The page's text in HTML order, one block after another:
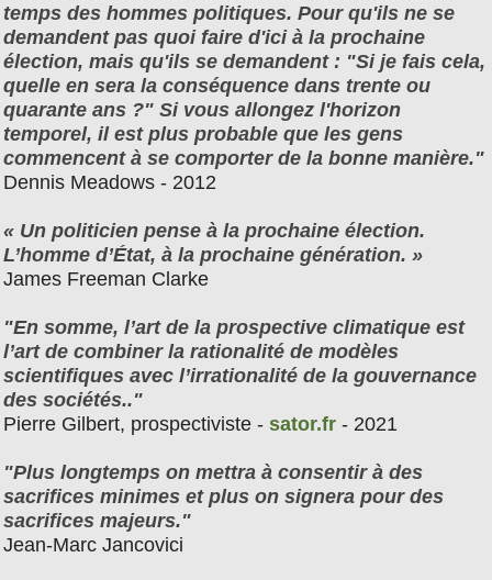
temps des hommes politiques. Pour qu'ils ne se
demandent pas quoi faire d'ici à la prochaine
élection, mais qu'ils se demandent : "Si je fais cela,
quelle en sera la conséquence dans trente ou
quarante ans ?" Si vous allongez l'horizon
temporel, il est plus probable que les gens
commencent à se comporter de la bonne manière."
Dennis Meadows - 2012
« Un politicien pense à la prochaine élection.
L’homme d’État, à la prochaine génération. »
James Freeman Clarke
"En somme, l’art de la prospective climatique est
l’art de combiner la rationalité de modèles
scientifiques avec l’irrationalité de la gouvernance
des sociétés.."
Pierre Gilbert, prospectiviste - sator.fr - 2021
"Plus longtemps on mettra à consentir à des
sacrifices minimes et plus on signera pour des
sacrifices majeurs."
Jean-Marc Jancovici